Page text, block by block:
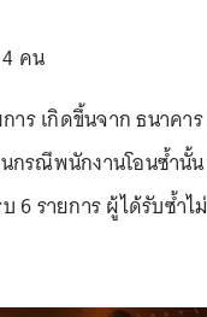
คน
าร เกิดขึ้นจาก ธนาคาร
นกรณีพนักงานโอนซ้ำนั้น
6 รายการ ผู้ได้รับซ้ำไม่